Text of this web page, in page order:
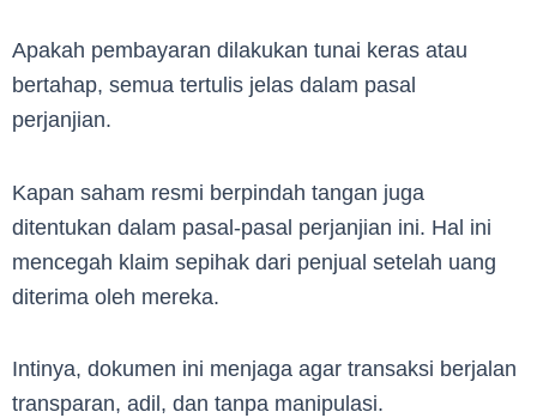
Apakah pembayaran dilakukan tunai keras atau
bertahap, semua tertulis jelas dalam pasal
perjanjian.
Kapan saham resmi berpindah tangan juga
ditentukan dalam pasal-pasal perjanjian ini. Hal ini
mencegah klaim sepihak dari penjual setelah uang
diterima oleh mereka.
Intinya, dokumen ini menjaga agar transaksi berjalan
transparan, adil, dan tanpa manipulasi.